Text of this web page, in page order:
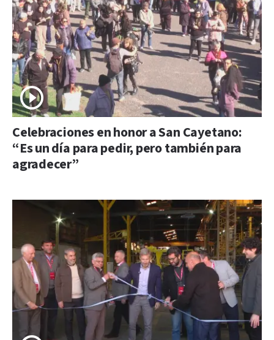
Celebraciones en honor a San Cayetano:
“Es un día para pedir, pero también para
agradecer”